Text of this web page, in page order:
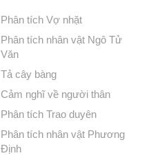
Phân tích Vợ nhặt
Phân tích nhân vật Ngô Tử
Văn
Tả cây bàng
Cảm nghĩ về người thân
Phân tích Trao duyên
Phân tích nhân vật Phương
Định